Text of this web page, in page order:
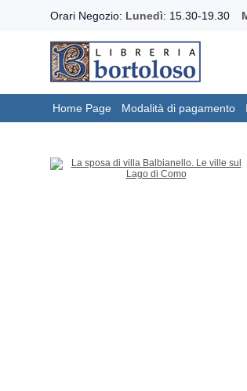
Orari Negozio: Lunedì: 15.30-19.30
Home Page Modalità di pagamento